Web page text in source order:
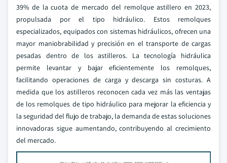
39% de la cuota de mercado del remolque astillero en 2023,
propulsada por el tipo hidráulico. Estos remolques
especializados, equipados con sistemas hidráulicos, ofrecen una
mayor maniobrabilidad y precisión en el transporte de cargas
pesadas dentro de los astilleros. La tecnología hidráulica
permite levantar y bajar eficientemente los remolques,
facilitando operaciones de carga y descarga sin costuras. A
medida que los astilleros reconocen cada vez más las ventajas
de los remolques de tipo hidráulico para mejorar la eficiencia y
la seguridad del flujo de trabajo, la demanda de estas soluciones
innovadoras sigue aumentando, contribuyendo al crecimiento
del mercado.